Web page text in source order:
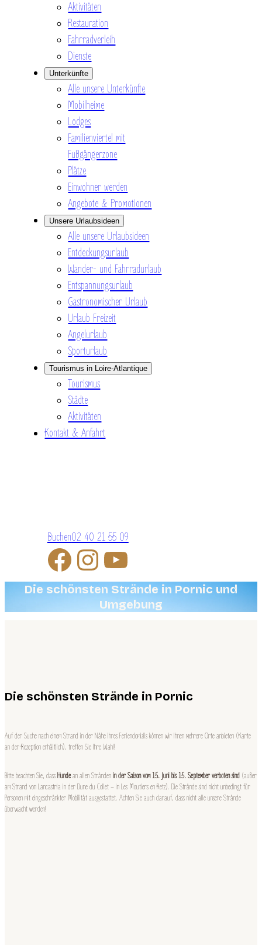
Aktivitäten
Restauration
Fahrradverleih
Dienste
Unterkünfte
Alle unsere Unterkünfte
Mobilheime
Lodges
Familienviertel mit
Fußgängerzone
Plätze
Einwohner werden
Angebote & Promotionen
Unsere Urlaubsideen
Alle unsere Urlaubsideen
Entdeckungsurlaub
Wander- und Fahrradurlaub
Entspannungsurlaub
Gastronomischer Urlaub
Urlaub Freizeit
Angelurlaub
Sporturlaub
Tourismus in Loire-Atlantique
Tourismus
Städte
Aktivitäten
Kontakt & Anfahrt
Buchen02 40 21 55 09
Die schönsten Strände in Pornic und
Umgebung
Die schönsten Strände in Pornic
Auf der Suche nach einem Strand in der Nähe Ihres Feriendomizils können wir Ihnen mehrere Orte anbieten (Karte
an der Rezeption erhältlich), treffen Sie Ihre Wahl!
Bitte beachten Sie, dassHundean allen Strändenin der Saison vom 15. Juni bis 15. September verboten sind (außer
am Strand von Lancastria in der Dune du Collet – in Les Moutiers en Retz). Die Strände sind nicht unbedingt für
Personen mit eingeschränkter Mobilität ausgestattet. Achten Sie auch darauf, dass nicht alle unsere Strände
überwacht werden!